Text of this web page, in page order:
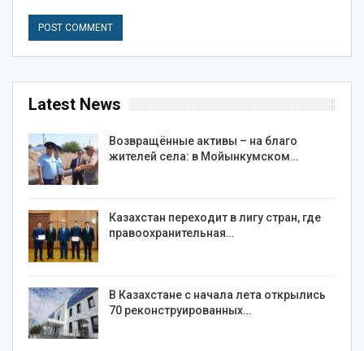
Latest News
Возвращённые активы – на благо
жителей села: в Мойынкумском…
Казахстан переходит в лигу стран, где
правоохранительная…
В Казахстане с начала лета открылись
70 реконструированных…